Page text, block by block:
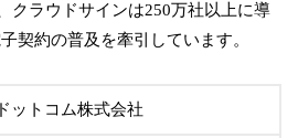
クラウドサインは250万社以上に導
契約の普及を牽引しています。
ットコム株式会社